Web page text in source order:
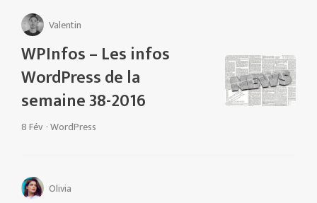
Valentin
WPInfos – Les infos
WordPress de la
semaine 38-2016
8 Fév ·WordPress
Olivia